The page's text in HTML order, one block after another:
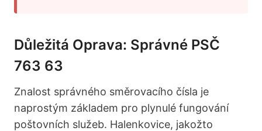
Důležitá Oprava: Správné PSČ
763 63
Znalost správného směrovacího čísla je
naprostým základem pro plynulé fungování
poštovních služeb. Halenkovice, jakožto